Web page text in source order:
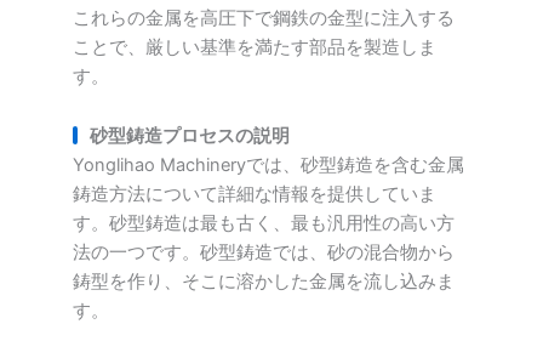
これらの金属を高圧下で鋼鉄の金型に注入する
ことで、厳しい基準を満たす部品を製造しま
す。
砂型鋳造プロセスの説明
Yonglihao Machineryでは、砂型鋳造を含む金属
鋳造方法について詳細な情報を提供していま
す。砂型鋳造は最も古く、最も汎用性の高い方
法の一つです。砂型鋳造では、砂の混合物から
鋳型を作り、そこに溶かした金属を流し込みま
す。